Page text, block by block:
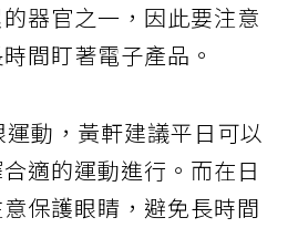
器官之一，因此要注意
間盯著電子產品。
動，黃軒建議平日可以
適的運動進行。而在日
保護眼睛，避免長時間